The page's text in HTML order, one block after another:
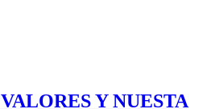
Y NUESTA